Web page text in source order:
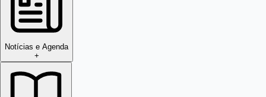
Notícias e Agenda
+